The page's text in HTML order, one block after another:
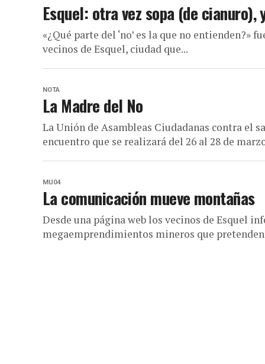
Esquel: otra vez sopa (de
«¿Qué parte del ‘no’ es la que no entienden?»
vecinos de Esquel, ciudad que...
NOTA
La Madre del No
La Unión de Asambleas Ciudadanas contra el
encuentro que se realizará del 26 al 28 de
MU04
La comunicación mueve montañas
Desde una página web los vecinos de Esquel
megaemprendimientos mineros que